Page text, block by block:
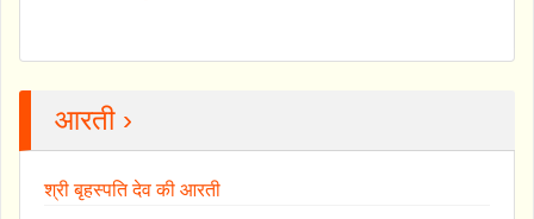
आरती ›
श्री बृहस्पति देव की आरती